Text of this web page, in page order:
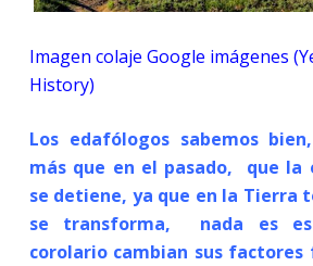
Imagen colaje Google imágenes
History)
Los edafólogos sabemos
más que en el pasado, que la
se detiene, ya que en la Tierra
se transforma, nada es
corolario cambian sus factores